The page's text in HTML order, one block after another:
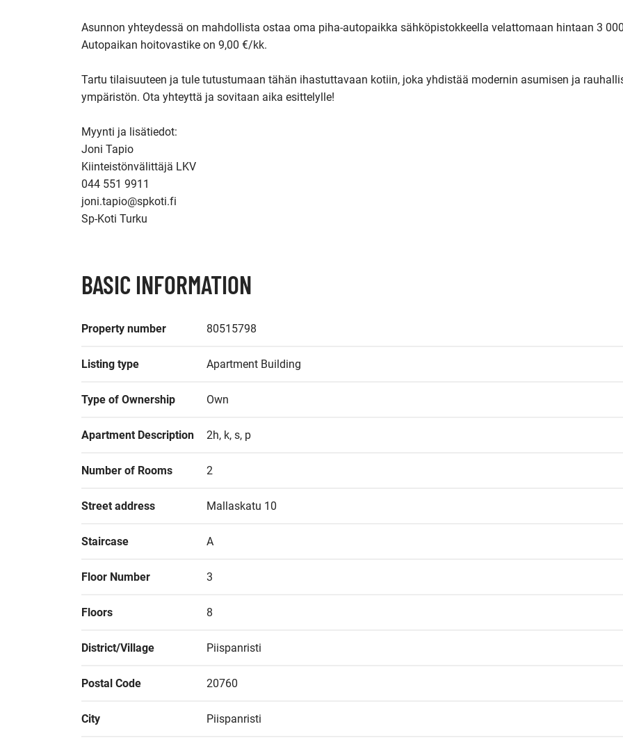
Asunnon yhteydessä on mahdollista ostaa oma piha-autopaikka sähköpistokkeella velattomaan hintaan 3
Autopaikan hoitovastike on 9,00 €/kk.
Tartu tilaisuuteen ja tule tutustumaan tähän ihastuttavaan kotiin, joka yhdistää modernin asumisen ja
ympäristön. Ota yhteyttä ja sovitaan aika esittelylle!
Myynti ja lisätiedot:
Joni Tapio
Kiinteistönvälittäjä LKV
044 551 9911
joni.tapio@spkoti.fi
Sp-Koti Turku
BASIC INFORMATION
Property number 80515798
Listing type Apartment Building
Type of Ownership Own
Apartment Description 2h, k, s, p
Number of Rooms 2
Street address Mallaskatu 10
Staircase A
Floor Number 3
Floors 8
District/Village Piispanristi
Postal Code 20760
City Piispanristi